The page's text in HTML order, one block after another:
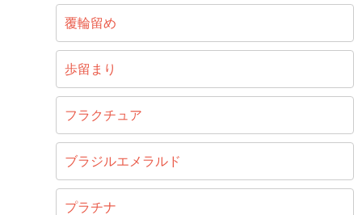
覆輪留め
歩留まり
フラクチュア
ブラジルエメラルド
プラチナ